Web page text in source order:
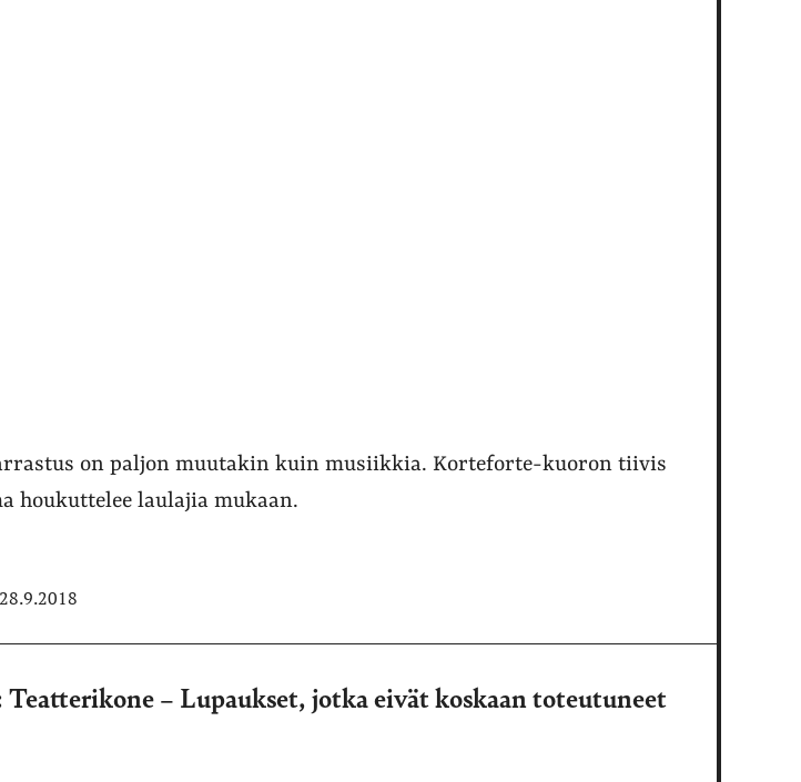
on paljon muutakin kuin musiikkia. Korteforte-kuoron tiivis
houkuttelee laulajia mukaan.
28.9.2018
– Lupaukset, jotka eivät koskaan toteutuneet